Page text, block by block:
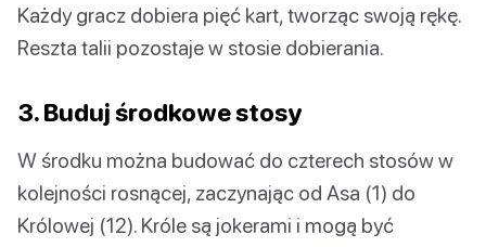
Każdy gracz dobiera pięć kart, tworząc swoją rękę.
Reszta talii pozostaje w stosie dobierania.
3. Buduj środkowe stosy
W środku można budować do czterech stosów w
kolejności rosnącej, zaczynając od Asa (1) do
Królowej (12). Króle są jokerami i mogą być